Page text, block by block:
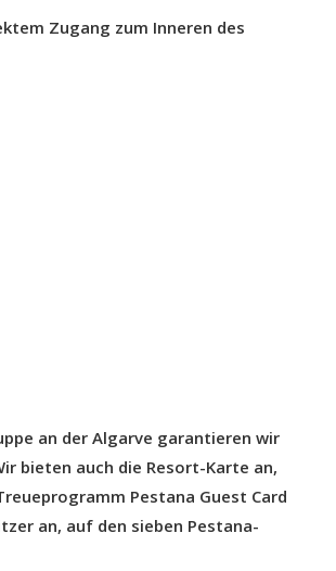
Zugang zum Inneren des
an der Algarve garantieren wir
bieten auch die Resort-Karte an,
Pestana Guest Card
an, auf den sieben Pestana-